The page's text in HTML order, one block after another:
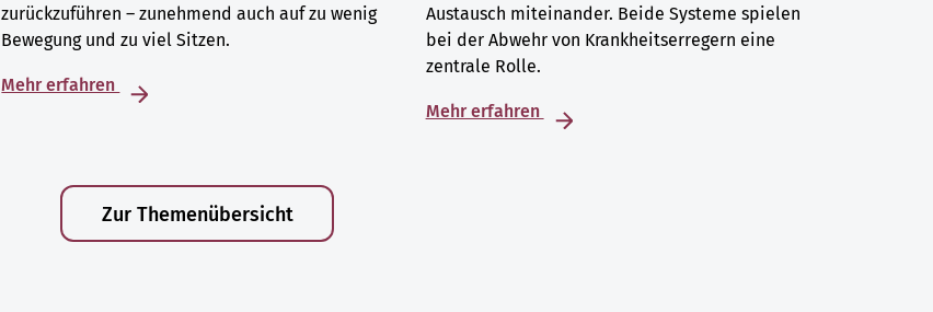
zurückzuführen – zunehmend auch auf zu wenig
Bewegung und zu viel Sitzen.
Mehr erfahren
Austausch miteinander. Beide Systeme spielen
bei der Abwehr von Krankheitserregern eine
zentrale Rolle.
Mehr erfahren
Zur Themenübersicht